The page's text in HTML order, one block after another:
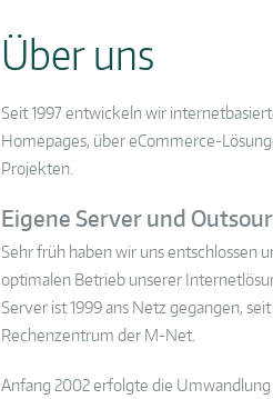
Über uns
Seit 1997 entwickeln wir
Homepages, über eCommerce-
Projekten.
Eigene Server und
Sehr früh haben wir uns entschlossen
optimalen Betrieb unserer
Server ist 1999 ans Netz gegangen,
Rechenzentrum der M-Net.
Anfang 2002 erfolgte die Umwandlung